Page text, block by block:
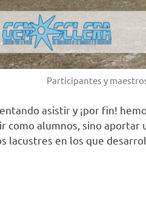
Participantes y
asistir y ¡por fin!
como alumnos, sino
lacustres en los que